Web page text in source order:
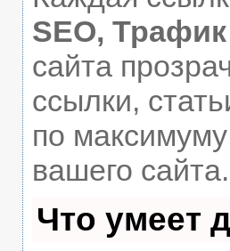
SEO, Трафик
сайта
ссылки,
по
вашего сайта.
Что умеет